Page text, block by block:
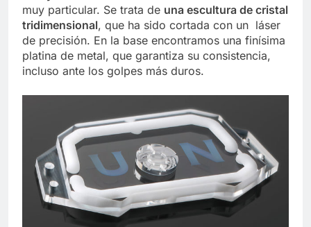
muy particular. Se trata de una escultura de cristal
tridimensional, que ha sido cortada con un láser
de precisión. En la base encontramos una finísima
platina de metal, que garantiza su consistencia,
incluso ante los golpes más duros.